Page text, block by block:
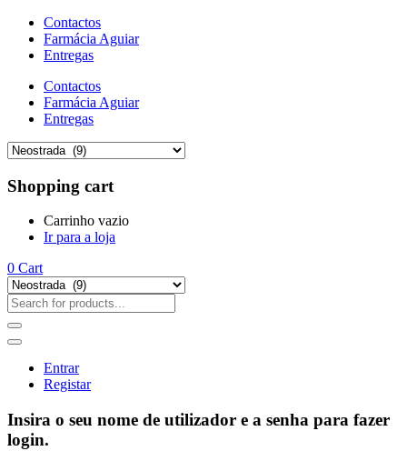
Contactos
Farmácia Aguiar
Entregas
Contactos
Farmácia Aguiar
Entregas
Shopping cart
Carrinho vazio
Ir para a loja
0 Cart
Entrar
Registar
Insira o seu nome de utilizador e a senha para fazer
login.